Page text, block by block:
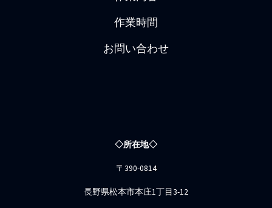
作業時間
お問い合わせ
◇所在地◇
〒390-0814
長野県松本市本庄1丁目3-12